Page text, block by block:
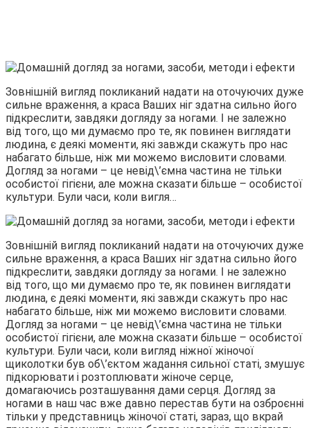
Зовнішній вигляд покликаний надати на оточуючих дуже
сильне враження, а краса Ваших ніг здатна сильно його
підкреслити, завдяки догляду за ногами. І не залежно
від того, що ми думаємо про те, як повинен виглядати
людина, є деякі моменти, які завжди скажуть про нас
набагато більше, ніж ми можемо висловити словами.
Догляд за ногами – це невід\’ємна частина не тільки
особистої гігієни, але можна сказати більше – особистої
культури. Були часи, коли вигля…
Зовнішній вигляд покликаний надати на оточуючих дуже
сильне враження, а краса Ваших ніг здатна сильно його
підкреслити, завдяки догляду за ногами. І не залежно
від того, що ми думаємо про те, як повинен виглядати
людина, є деякі моменти, які завжди скажуть про нас
набагато більше, ніж ми можемо висловити словами.
Догляд за ногами – це невід\’ємна частина не тільки
особистої гігієни, але можна сказати більше – особистої
культури. Були часи, коли вигляд ніжної жіночої
щиколотки був об\’єктом жадання сильної статі, змушує
підкорювати і розтоплювати жіноче серце,
домагаючись розташування дами серця. Догляд за
ногами в наш час вже давно перестав бути на озброєнні
тільки у представниць жіночої статі, зараз, що вкрай